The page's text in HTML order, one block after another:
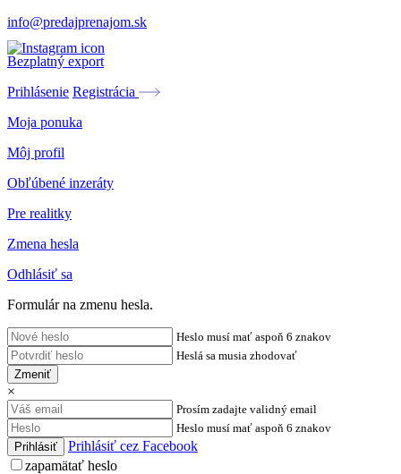
info@predajprenajom.sk
Bezplatný export
Prihlásenie Registrácia
Moja ponuka
Môj profil
Obľúbené inzeráty
Pre realitky
Zmena hesla
Odhlásiť sa
Formulár na zmenu hesla.
Heslo musí mať aspoň 6 znakov
Heslá sa musia zhodovať
Zmeniť
×
Prosím zadajte validný email
Heslo musí mať aspoň 6 znakov
Prihlásiť cez Facebook
zapamätať heslo